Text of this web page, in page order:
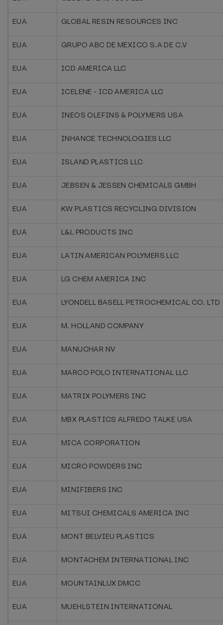
EUA GLOBAL RESIN RESOURCES INC
EUA GRUPO ABC DE MEXICO S.A DE C.V
EUA ICD AMERICA LLC
EUA ICELENE - ICD AMERICA LLC
EUA INEOS OLEFINS & POLYMERS USA
EUA INHANCE TECHNOLOGIES LLC
EUA ISLAND PLASTICS LLC
EUA JEBSEN & JESSEN CHEMICALS GMBH
EUA KW PLASTICS RECYCLING DIVISION
EUA L&L PRODUCTS INC
EUA LATIN AMERICAN POLYMERS LLC
EUA LG CHEM AMERICA INC
EUA LYONDELL BASELL PETROCHEMICAL CO. LTD
EUA M. HOLLAND COMPANY
EUA MANUCHAR NV
EUA MARCO POLO INTERNATIONAL LLC
EUA MATRIX POLYMERS INC
EUA MBX PLASTICS ALFREDO TALKE USA
EUA MICA CORPORATION
EUA MICRO POWDERS INC
EUA MINIFIBERS INC
EUA MITSUI CHEMICALS AMERICA INC
EUA MONT BELVIEU PLASTICS
EUA MONTACHEM INTERNATIONAL INC
EUA MOUNTAINLUX DMCC
EUA MUEHLSTEIN INTERNATIONAL